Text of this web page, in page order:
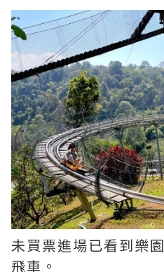
未買票進場已看到樂
飛車。